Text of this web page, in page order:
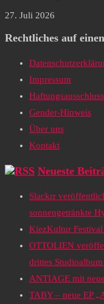
27. Juli 2026
Rechtliches auf
Impressum
Haftungsausschluss
Gender-Hinweis
Über uns
Kontakt
Neueste
Slackrr
sonnengetränkte
KiezKultur
OTTOLIEN
drittes
ANTIAGE mit
TABY – neue EP